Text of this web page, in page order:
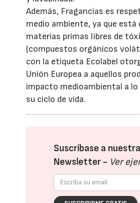
Además, Fragancias es
medio ambiente, ya que está
materias primas libres de
(compuestos orgánicos
con la etiqueta Ecolabel
Unión Europea a aquellos
impacto medioambiental a
su ciclo de vida.
Suscríbase a nuestra
Newsletter - Ver